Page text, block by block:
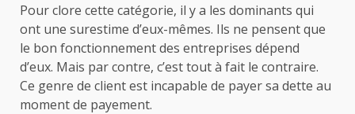
Pour clore cette catégorie, il y a les dominants qui
ont une surestime d’eux-mêmes. Ils ne pensent que
le bon fonctionnement des entreprises dépend
d’eux. Mais par contre, c’est tout à fait le contraire.
Ce genre de client est incapable de payer sa dette au
moment de payement.